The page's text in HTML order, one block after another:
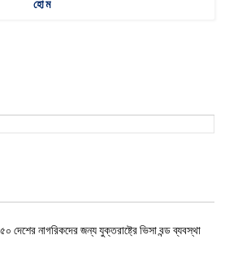
হোম
দেশের নাগরিকদের জন্য যুক্তরাষ্ট্রে ভিসা বন্ড ব্যবস্থা